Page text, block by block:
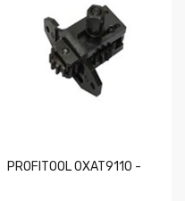
PROFITOOL 0XAT9110 -